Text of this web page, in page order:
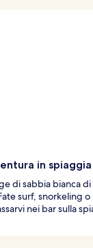
in spiaggia
di sabbia bianca
surf, snorkeling
nei bar sulla